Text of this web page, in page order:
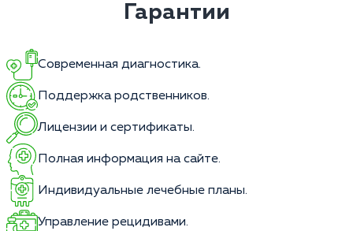
Гарантии
Современная диагностика.
Поддержка родственников.
Лицензии и сертификаты.
Полная информация на сайте.
Индивидуальные лечебные планы.
Управление рецидивами.